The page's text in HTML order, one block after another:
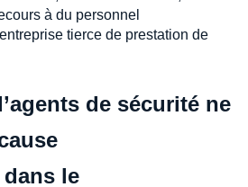
à du personnel
tierce de prestation de
de sécurité ne
dans le